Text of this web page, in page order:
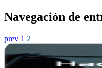
Navegación de
prev 1 2